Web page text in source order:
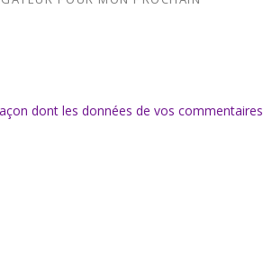
dont les données de vos commentaires